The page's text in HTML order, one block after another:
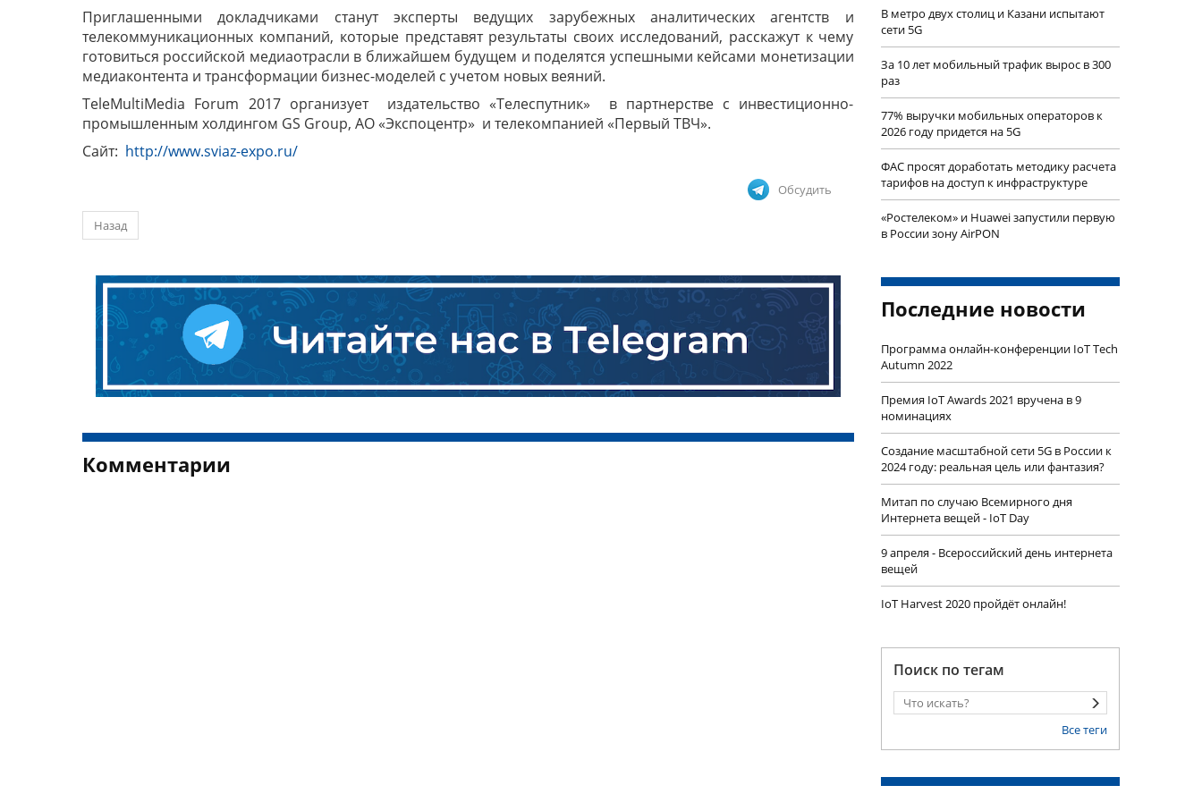
Приглашенными докладчиками станут эксперты ведущих зарубежных аналитических агентств и
телекоммуникационных компаний, которые представят результаты своих исследований, расскажут к чему
готовиться российской медиаотрасли в ближайшем будущем и поделятся успешными кейсами монетизации
медиаконтента и трансформации бизнес-моделей с учетом новых веяний.
TeleMultiMedia Forum 2017 организует издательство «Телеспутник» в партнерстве с инвестиционно-
промышленным холдингом GS Group, АО «Экспоцентр» и телекомпанией «Первый ТВЧ».
Сайт: http://www.sviaz-expo.ru/
Обсудить
Назад
Комментарии
В метро двух столиц и Казани испытают
сети 5G
За 10 лет мобильный трафик вырос в 300
раз
77% выручки мобильных операторов к
2026 году придется на 5G
ФАС просят доработать методику расчета
тарифов на доступ к инфраструктуре
«Ростелеком» и Huawei запустили первую
в России зону AirPON
Последние новости
Программа онлайн-конференции IoT Tech
Autumn 2022
Премия IoT Awards 2021 вручена в 9
номинациях
Создание масштабной сети 5G в России к
2024 году: реальная цель или фантазия?
Митап по случаю Всемирного дня
Интернета вещей - IoT Day
9 апреля - Всероссийский день интернета
вещей
IoT Harvest 2020 пройдёт онлайн!
Поиск по тегам
Все теги